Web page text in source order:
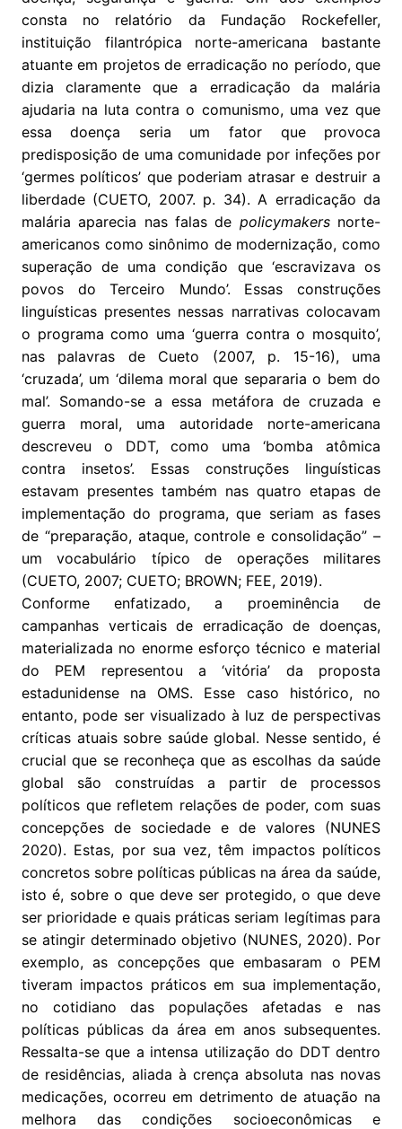
consta no relatório da Fundação Rockefeller,
instituição filantrópica norte-americana bastante
atuante em projetos de erradicação no período, que
dizia claramente que a erradicação da malária
ajudaria na luta contra o comunismo, uma vez que
essa doença seria um fator que provoca
predisposição de uma comunidade por infeções por
‘germes políticos’ que poderiam atrasar e destruir a
liberdade (CUETO, 2007. p. 34). A erradicação da
malária aparecia nas falas de policymakersnorte-
americanos como sinônimo de modernização, como
superação de uma condição que ‘escravizava os
povos do Terceiro Mundo’. Essas construções
linguísticas presentes nessas narrativas colocavam
o programa como uma ‘guerra contra o mosquito’,
nas palavras de Cueto (2007, p. 15-16), uma
‘cruzada’, um ‘dilema moral que separaria o bem do
mal’. Somando-se a essa metáfora de cruzada e
guerra moral, uma autoridade norte-americana
descreveu o DDT, como uma ‘bomba atômica
contra insetos’. Essas construções linguísticas
estavam presentes também nas quatro etapas de
implementação do programa, que seriam as fases
de “preparação, ataque, controle e consolidação” –
um vocabulário típico de operações militares
(CUETO, 2007; CUETO; BROWN; FEE, 2019).
Conforme enfatizado, a proeminência de
campanhas verticais de erradicação de doenças,
materializada no enorme esforço técnico e material
do PEM representou a ‘vitória’ da proposta
estadunidense na OMS. Esse caso histórico, no
entanto, pode ser visualizado à luz de perspectivas
críticas atuais sobre saúde global. Nesse sentido, é
crucial que se reconheça que as escolhas da saúde
global são construídas a partir de processos
políticos que refletem relações de poder, com suas
concepções de sociedade e de valores (NUNES
2020). Estas, por sua vez, têm impactos políticos
concretos sobre políticas públicas na área da saúde,
isto é, sobre o que deve ser protegido, o que deve
ser prioridade e quais práticas seriam legítimas para
se atingir determinado objetivo (NUNES, 2020). Por
exemplo, as concepções que embasaram o PEM
tiveram impactos práticos em sua implementação,
no cotidiano das populações afetadas e nas
políticas públicas da área em anos subsequentes.
Ressalta-se que a intensa utilização do DDT dentro
de residências, aliada à crença absoluta nas novas
medicações, ocorreu em detrimento de atuação na
melhora das condições socioeconômicas e